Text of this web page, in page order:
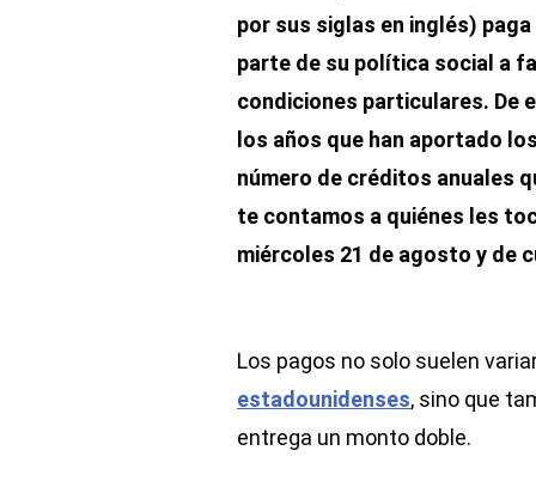
por sus siglas en inglés)
parte de su política social a
condiciones particulares. De
los años que han aportado
número de créditos anuales
te contamos a quiénes les
miércoles 21 de agosto y de
Los pagos no solo suelen
estadounidenses, sino que
entrega un monto doble.